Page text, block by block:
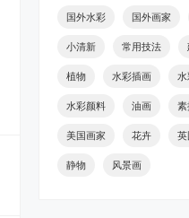
国外水彩 国外画家
小清新 常用技法
植物 水彩插画
水彩颜料 油画
美国画家 花卉
静物 风景画